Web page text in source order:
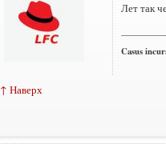
Лет так
Casus
↑ Наверх